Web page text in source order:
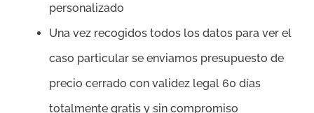
personalizado
Una vez recogidos todos los datos para ver el
caso particular se enviamos presupuesto de
precio cerrado con validez legal 60 días
totalmente gratis y sin compromiso